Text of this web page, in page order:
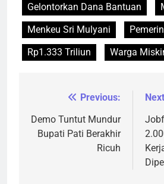
Gelontorkan Dana Bantuan
Menkeu Sri Mulyani
Rp1.333 Triliun
Warga
Navigasi
pos
Previous:
Demo Tuntut Mundur
Bupati Pati Berakhir
Ricuh